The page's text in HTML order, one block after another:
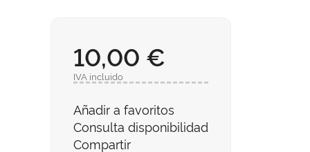
10,00 €
IVA incluido
Añadir a favoritos
Consulta disponibilidad
Compartir